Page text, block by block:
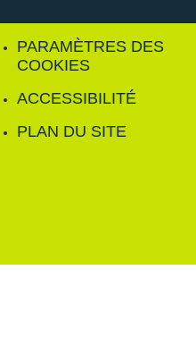
PARAMÈTRES DES
COOKIES
ACCESSIBILITÉ
PLAN DU SITE